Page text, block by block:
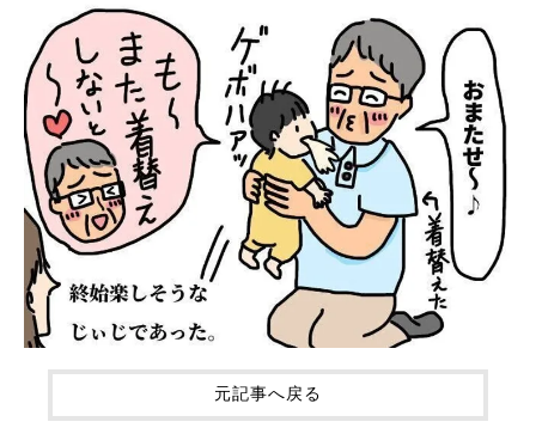
元記事へ戻る